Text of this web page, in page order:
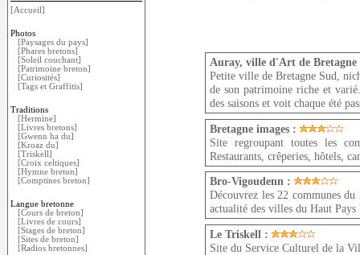
[Accueil]
Photos
[Paysages du pays]
[Phares bretons]
[Soleil couchant]
[Patrimoine breton]
[Curiosités]
[Tags et Graffitis]
Traditions
[Hermine]
[Livres bretons]
[Gwenn ha du]
[Kroaz du]
[Triskell]
[Croix celtiques]
[Hymne breton]
[Comptines breton]
Langue bretonne
[Cours de breton]
[Livres de cours]
[Stages de breton]
[Sites de breton]
[Radios bretonnes]
Auray, ville d'Art de Bretagne
Petite ville de Bretagne Sud,
de son patrimoine riche et
des saisons et voit chaque été
Bretagne images :
Site regroupant toutes les
Restaurants, crêperies, hôtels,
Bro-Vigoudenn :
Découvrez les 22 communes
actualité des villes du Haut
Le Triskell :
Site du Service Culturel de la